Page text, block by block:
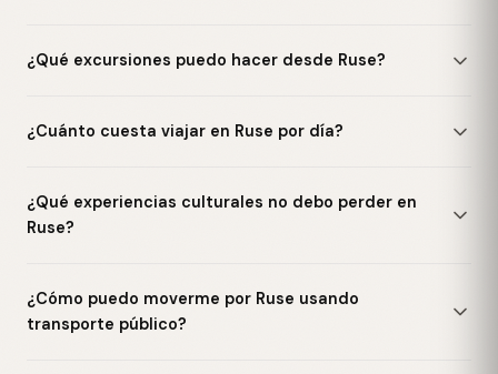
¿Qué excursiones puedo hacer desde Ruse?
¿Cuánto cuesta viajar en Ruse por día?
¿Qué experiencias culturales no debo perder en
Ruse?
¿Cómo puedo moverme por Ruse usando
transporte público?